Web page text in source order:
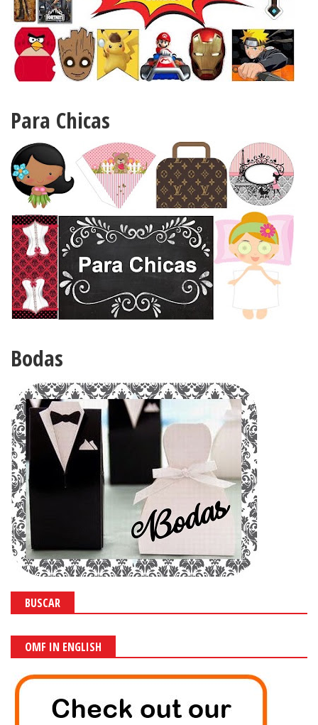
Para Chicas
Bodas
BUSCAR
OMF IN ENGLISH